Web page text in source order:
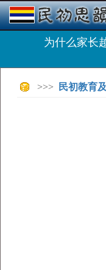
为什么家长
>>> 民初教育